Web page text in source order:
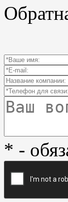
* -